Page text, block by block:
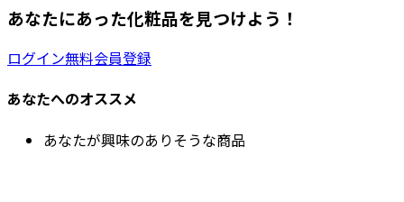
あなたにあった化粧品を見つけよう！
ログイン無料会員登録
あなたへのオススメ
あなたが興味のありそうな商品